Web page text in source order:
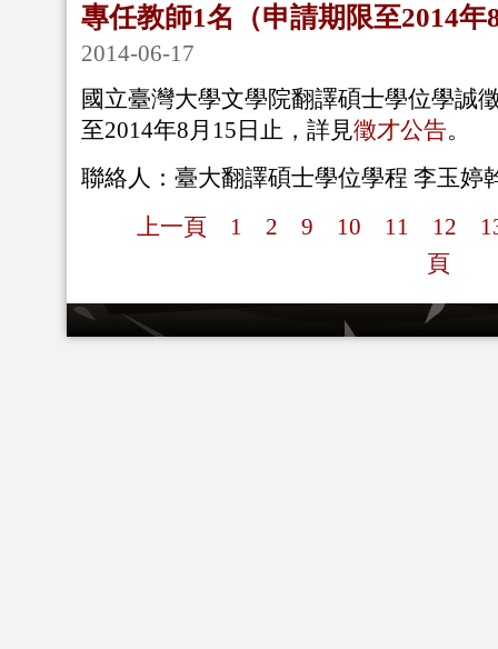
專任教師1名（申請期限至2014年
2014-06-17
國立臺灣大學文學院翻譯碩士學位學誠
至2014年8月15日止，詳見徵才公告。
聯絡人：臺大翻譯碩士學位學程 李玉
上一頁
1 2 9 10 11 12
頁